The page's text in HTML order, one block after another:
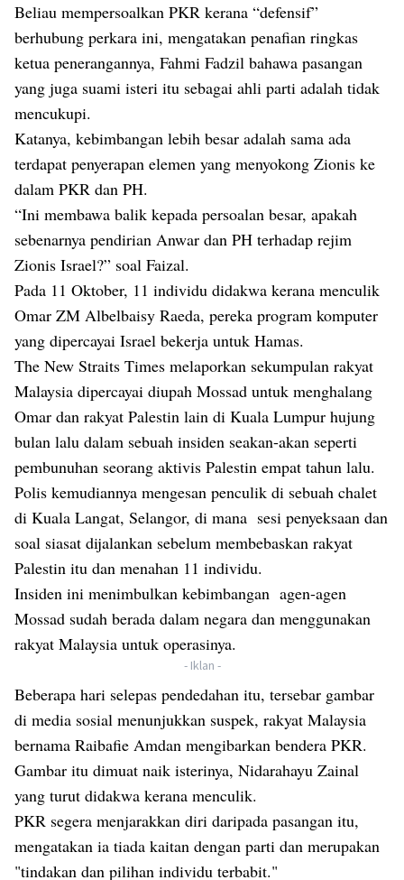
Beliau mempersoalkan PKR kerana “defensif”
berhubung perkara ini, mengatakan penafian ringkas
ketua penerangannya, Fahmi Fadzil bahawa pasangan
yang juga suami isteri itu sebagai ahli parti adalah tidak
mencukupi.
Katanya, kebimbangan lebih besar adalah sama ada
terdapat penyerapan elemen yang menyokong Zionis ke
dalam PKR dan PH.
“Ini membawa balik kepada persoalan besar, apakah
sebenarnya pendirian Anwar dan PH terhadap rejim
Zionis Israel?” soal Faizal.
Pada 11 Oktober, 11 individu didakwa kerana menculik
Omar ZM Albelbaisy Raeda, pereka program komputer
yang dipercayai Israel bekerja untuk Hamas.
The New Straits Times melaporkan sekumpulan rakyat
Malaysia dipercayai diupah Mossad untuk menghalang
Omar dan rakyat Palestin lain di Kuala Lumpur hujung
bulan lalu dalam sebuah insiden seakan-akan seperti
pembunuhan seorang aktivis Palestin empat tahun lalu.
Polis kemudiannya mengesan penculik di sebuah chalet
di Kuala Langat, Selangor, di mana sesi penyeksaan dan
soal siasat dijalankan sebelum membebaskan rakyat
Palestin itu dan menahan 11 individu.
Insiden ini menimbulkan kebimbangan agen-agen
Mossad sudah berada dalam negara dan menggunakan
rakyat Malaysia untuk operasinya.
- Iklan -
Beberapa hari selepas pendedahan itu, tersebar gambar
di media sosial menunjukkan suspek, rakyat Malaysia
bernama Raibafie Amdan mengibarkan bendera PKR.
Gambar itu dimuat naik isterinya, Nidarahayu Zainal
yang turut didakwa kerana menculik.
PKR segera menjarakkan diri daripada pasangan itu,
mengatakan ia tiada kaitan dengan parti dan merupakan
"tindakan dan pilihan individu terbabit."